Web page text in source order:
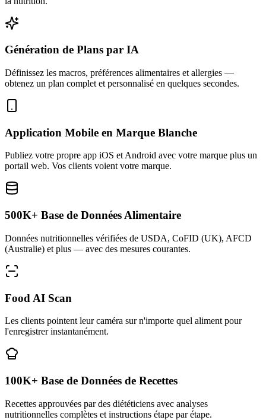
Génération de Plans par IA
Définissez les macros, préférences alimentaires et allergies —
obtenez un plan complet et personnalisé en quelques secondes.
Application Mobile en Marque Blanche
Publiez votre propre app iOS et Android avec votre marque plus un
portail web. Vos clients voient votre marque.
500K+ Base de Données Alimentaire
Données nutritionnelles vérifiées de USDA, CoFID (UK), AFCD
(Australie) et plus — avec des mesures courantes.
Food AI Scan
Les clients pointent leur caméra sur n'importe quel aliment pour
l'enregistrer instantanément.
100K+ Base de Données de Recettes
Recettes approuvées par des diététiciens avec analyses
nutritionnelles complètes et instructions étape par étape.